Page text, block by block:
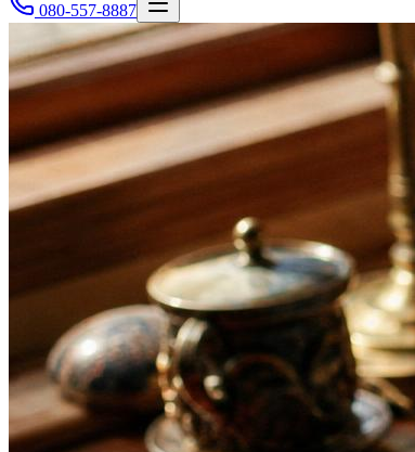
080-557-8887